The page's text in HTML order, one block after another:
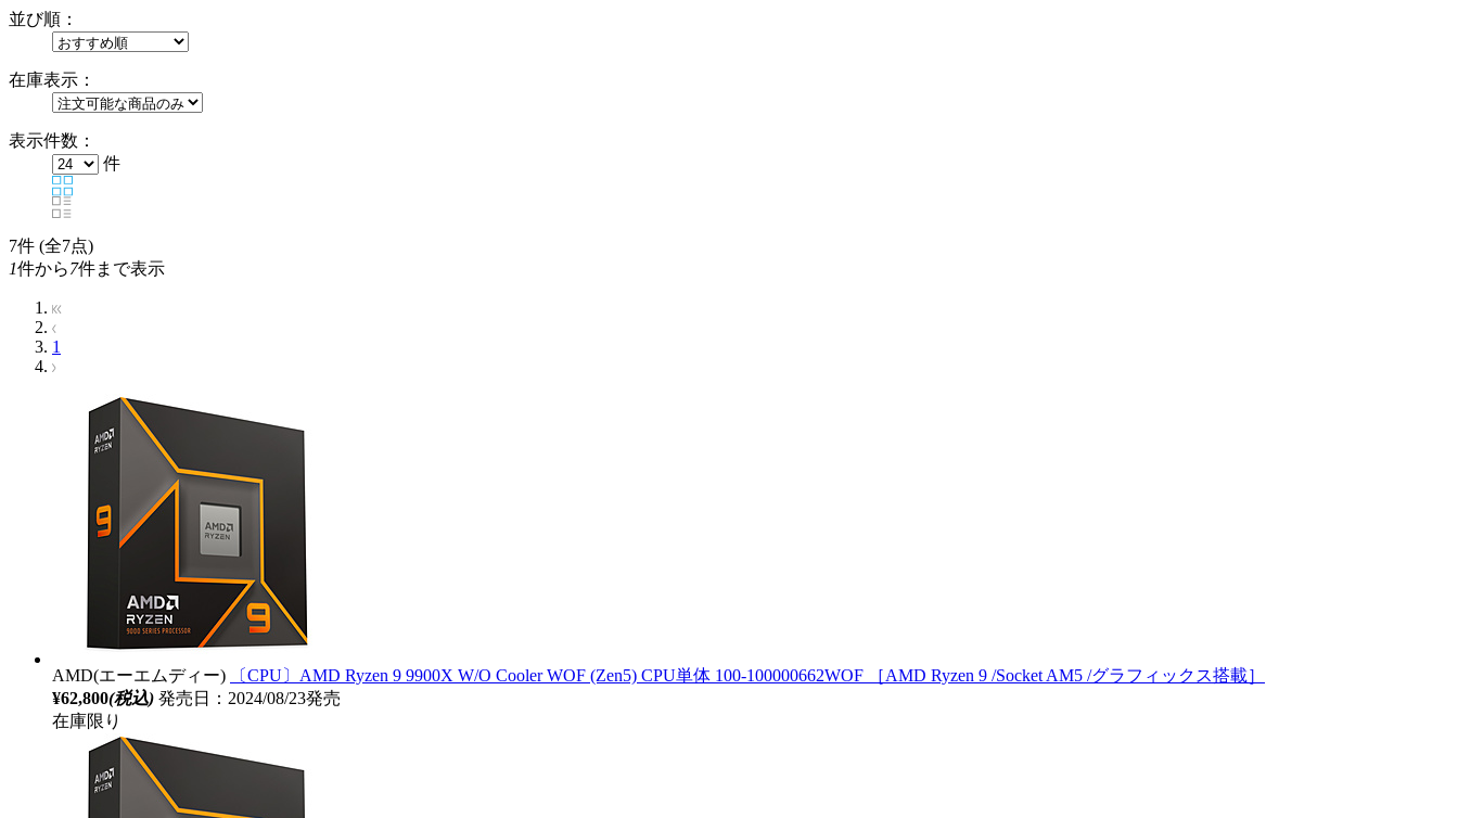
並び順：
在庫表示：
表示件数：
件
7件 (全7点)
1件から7件まで表示
1
AMD(エーエムディー)
〔CPU〕AMD Ryzen 9 9900X W/O Cooler WOF (Zen5) CPU単体 100-100000662WOF ［AMD Ryzen 9 /Socket AM5 /グラフィックス搭載］
¥62,800(税込) 発売日：2024/08/23発売
在庫限り